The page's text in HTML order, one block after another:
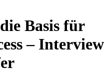
Basis für
– Interview